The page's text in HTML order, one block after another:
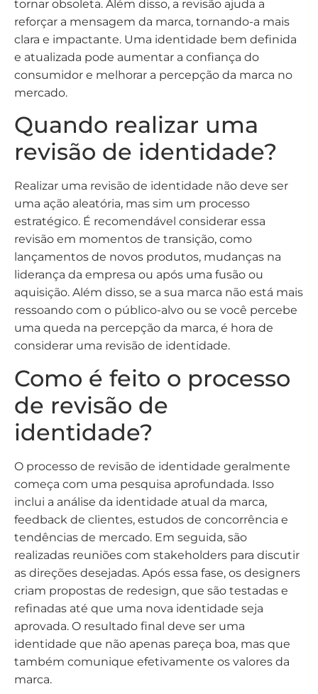
tornar obsoleta. Além disso, a revisão ajuda a
reforçar a mensagem da marca, tornando-a mais
clara e impactante. Uma identidade bem definida
e atualizada pode aumentar a confiança do
consumidor e melhorar a percepção da marca no
mercado.
Quando realizar uma
revisão de identidade?
Realizar uma revisão de identidade não deve ser
uma ação aleatória, mas sim um processo
estratégico. É recomendável considerar essa
revisão em momentos de transição, como
lançamentos de novos produtos, mudanças na
liderança da empresa ou após uma fusão ou
aquisição. Além disso, se a sua marca não está mais
ressoando com o público-alvo ou se você percebe
uma queda na percepção da marca, é hora de
considerar uma revisão de identidade.
Como é feito o processo
de revisão de
identidade?
O processo de revisão de identidade geralmente
começa com uma pesquisa aprofundada. Isso
inclui a análise da identidade atual da marca,
feedback de clientes, estudos de concorrência e
tendências de mercado. Em seguida, são
realizadas reuniões com stakeholders para discutir
as direções desejadas. Após essa fase, os designers
criam propostas de redesign, que são testadas e
refinadas até que uma nova identidade seja
aprovada. O resultado final deve ser uma
identidade que não apenas pareça boa, mas que
também comunique efetivamente os valores da
marca.